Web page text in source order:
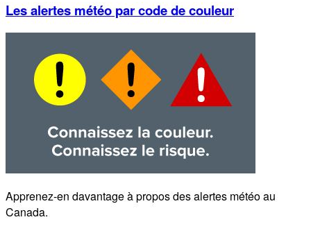
Les alertes météo par code de couleur
Apprenez-en davantage à propos des alertes météo au
Canada.